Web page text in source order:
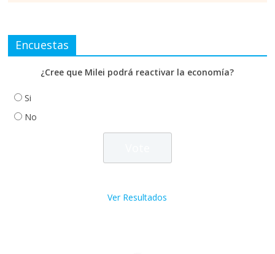
Encuestas
¿Cree que Milei podrá reactivar la economía?
Si
No
Ver Resultados